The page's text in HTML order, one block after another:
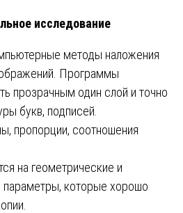
исследование
методы наложения
Программы
прозрачным один слой и точно
букв, подписей.
пропорции, соотношения
на геометрические и
параметры, которые хорошо